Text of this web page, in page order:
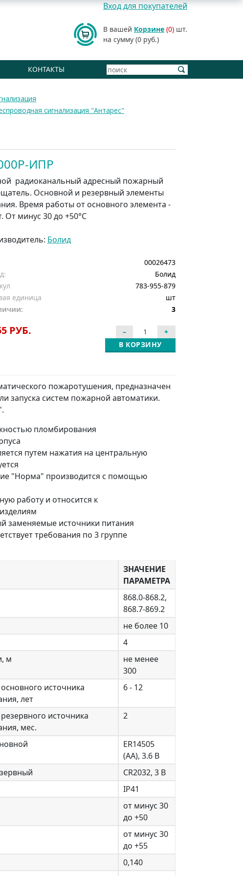
Вход для покупателей
В вашей Корзине (0) шт.
на сумму (0 руб.)
КОНТАКТЫ
сигнализация "Антарес"
ИПР
радиоканальный адресный пожарный
Основной и резервный элементы
Время работы от основного элемента -
От минус 30 до +50°С
Болид
00026473
Болид
783-955-879
единица
шт
3
РУБ.
В КОРЗИНУ
пожаротушения, предназначен
запуска систем пожарной автоматики.
пломбирования
путем нажатия на центральную
"Норма" производится с помощью
работу и относится к
заменяемые источники питания
требования по 3 группе
ЗНАЧЕНИЕ
ПАРАМЕТРА
868.0-868.2,
868.7-869.2
не более 10
4
м
не менее
300
источника
лет
6 - 12
источника
мес.
2
ER14505
(AA), 3.6 В
CR2032, 3 В
IP41
от минус 30
до +50
от минус 30
до +55
0,140